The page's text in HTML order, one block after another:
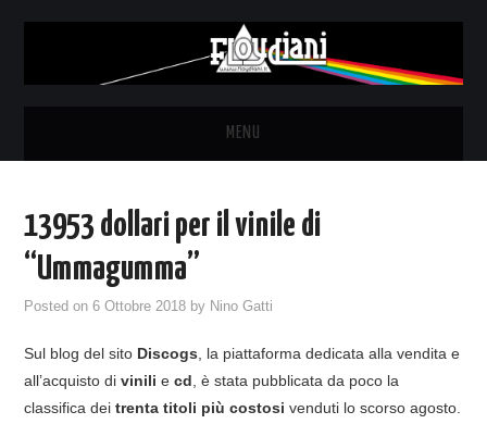
MENU
NEWS
THE LUNATICS
SYD BARRETT – ALLE SOGLIE
DELL’ALBA
13953 dollari per il vinile di
“Ummagumma”
Posted on6 Ottobre 2018 by Nino Gatti
Sul blog del sito Discogs , la piattaforma dedicata alla vendita e
all’acquisto divinili ecd , è stata pubblicata da poco la
classifica deitrenta titoli più costosi venduti lo scorso agosto.